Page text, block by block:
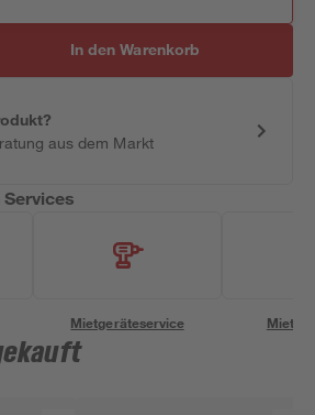
In den Warenkorb
aus dem Markt
Mietgeräteservice